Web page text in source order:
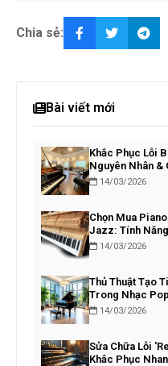
Chia sẻ:
Bài viết mới
Khắc Phục Lỗi
Nguyên Nhân &
14/03/2026
Chọn Mua
Jazz: Tính
14/03/2026
Thủ Thuật Tạo
Trong Nhạc
14/03/2026
Sửa Chữa Lỗi
Khắc Phục